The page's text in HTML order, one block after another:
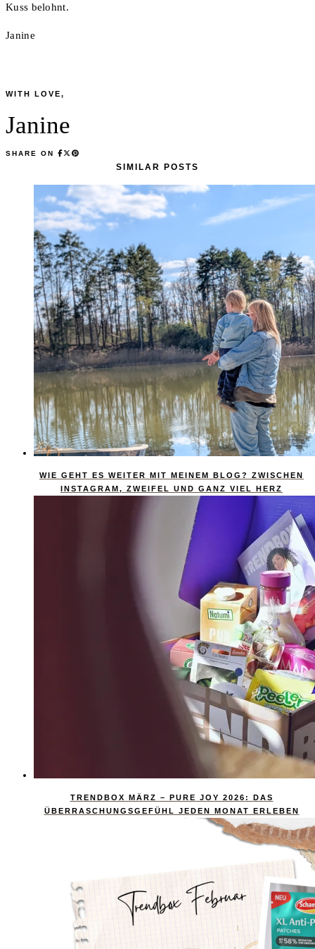
Kuss belohnt.
Janine
WITH LOVE,
Janine
SHARE ON
SIMILAR POSTS
WIE GEHT ES WEITER MIT MEINEM BLOG? ZWISCHEN
INSTAGRAM, ZWEIFEL UND GANZ VIEL HERZ
TRENDBOX MÄRZ – PURE JOY 2026: DAS
ÜBERRASCHUNGSGEFÜHL JEDEN MONAT ERLEBEN